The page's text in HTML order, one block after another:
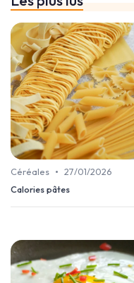
Céréales • 27/01/2026
Calories pâtes